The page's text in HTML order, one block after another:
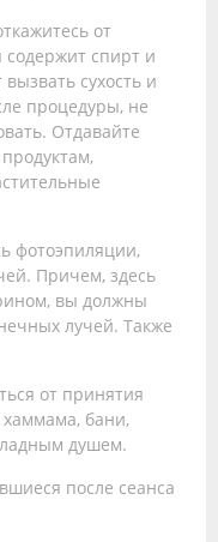
от
содержит спирт и
сухость и
процедуры, не
Отдавайте
фотоэпиляции,
Причем, здесь
вы должны
лучей. Также
от принятия
бани,
душем.
после сеанса